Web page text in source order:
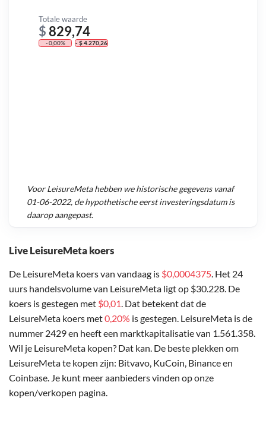
Live LeisureMeta koers
De LeisureMeta koers van vandaag is $0,0004375. Het 24
uurs handelsvolume van LeisureMeta ligt op $30.228. De
koers is gestegen met $0,01. Dat betekent dat de
LeisureMeta koers met0,20% is gestegen. LeisureMeta is de
nummer 2429 en heeft een marktkapitalisatie van 1.561.358.
Wil je LeisureMeta kopen? Dat kan. De beste plekken om
LeisureMeta te kopen zijn: Bitvavo, KuCoin, Binance en
Coinbase. Je kunt meer aanbieders vinden op onze
kopen/verkopen pagina.
Totale waarde
$ 829,74
- 0,00% - $ 4.270,26
VoorLeisureMetahebben we historische gegevens vanaf
01-06-2022, de hypothetische eerst investeringsdatum is
daarop aangepast.